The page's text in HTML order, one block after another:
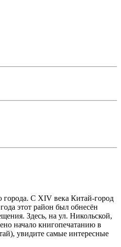
города. С XIV века Китай-город
этот район был обнесён
Здесь, на ул. Никольской,
начало книгопечатанию в
увидите самые интересные